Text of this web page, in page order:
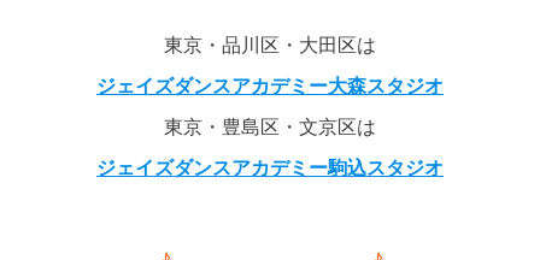
東京・品川区・大田区は
ジェイズダンスアカデミー大森スタジオ
東京・豊島区・文京区は
ジェイズダンスアカデミー駒込スタジオ